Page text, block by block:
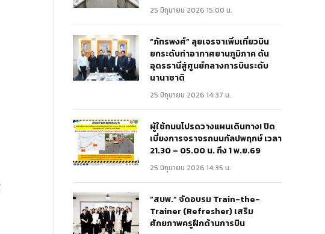
25 มิถุนายน 2026 15:00 น.
“ภัทรพงศ์” ลุยเจรจาเพิ่มเที่ยวบิน
ยกระดับท่าอากาศยานภูมิภาค ดัน
อุดรธานีสู่ศูนย์กลางการบินระดับ
นานาชาติ
25 มิถุนายน 2026 14:37 น.
ผู้ใช้ถนนโปรดวางแผนเดินทาง! ปิด
เบี่ยงการจราจรถนนกัลปพฤกษ์ เวลา
21.30 – 05.00 น. ถึง 1 พ.ย.69
25 มิถุนายน 2026 14:35 น.
“สบพ.” จัดอบรม Train-the-
Trainer (Refresher) เสริม
ศักยภาพครูฝึกด้านการบิน